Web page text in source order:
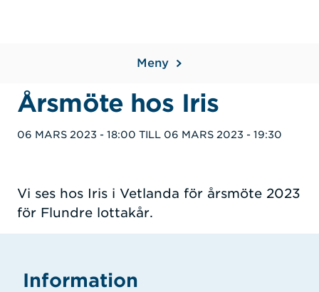
Meny
Årsmöte hos Iris
06 MARS 2023 - 18:00 TILL 06 MARS 2023 - 19:30
Vi ses hos Iris i Vetlanda för årsmöte 2023
för Flundre lottakår.
Information